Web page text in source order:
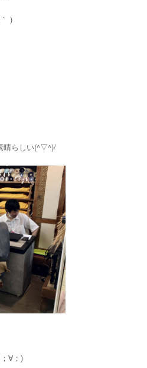
)
晴らしい(^▽^)/
∀；)